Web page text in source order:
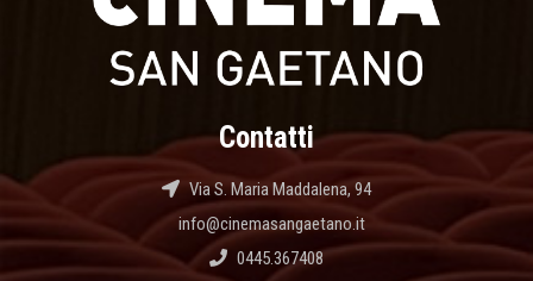
Contatti
Via S. Maria Maddalena, 94
info@cinemasangaetano.it
0445.367408